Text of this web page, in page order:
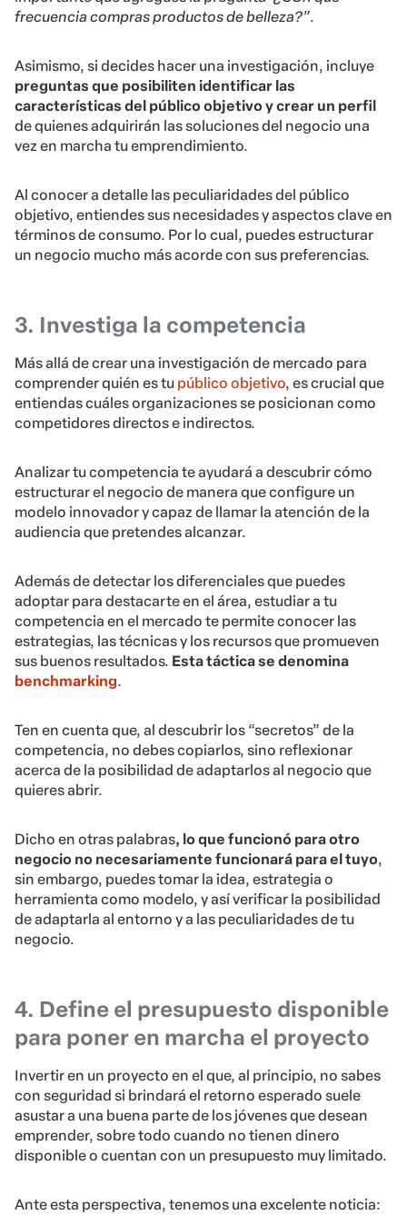
frecuencia compras productos de belleza?”.
Asimismo, si decides hacer una investigación, incluye
preguntas que posibiliten identificar las
características del público objetivo y crear un perfil
de quienes adquirirán las soluciones del negocio una
vez en marcha tu emprendimiento.
Al conocer a detalle las peculiaridades del público
objetivo, entiendes sus necesidades y aspectos clave en
términos de consumo. Por lo cual, puedes estructurar
un negocio mucho más acorde con sus preferencias.
3. Investiga la competencia
Más allá de crear una investigación de mercado para
comprender quién es tu público objetivo, es crucial que
entiendas cuáles organizaciones se posicionan como
competidores directos e indirectos.
Analizar tu competencia te ayudará a descubrir cómo
estructurar el negocio de manera que configure un
modelo innovador y capaz de llamar la atención de la
audiencia que pretendes alcanzar.
Además de detectar los diferenciales que puedes
adoptar para destacarte en el área, estudiar a tu
competencia en el mercado te permite conocer las
estrategias, las técnicas y los recursos que promueven
sus buenos resultados. Esta táctica se denomina
benchmarking.
Ten en cuenta que, al descubrir los “secretos” de la
competencia, no debes copiarlos, sino reflexionar
acerca de la posibilidad de adaptarlos al negocio que
quieres abrir.
Dicho en otras palabras, lo que funcionó para otro
negocio no necesariamente funcionará para el tuyo,
sin embargo, puedes tomar la idea, estrategia o
herramienta como modelo, y así verificar la posibilidad
de adaptarla al entorno y a las peculiaridades de tu
negocio.
4. Define el presupuesto disponible
para poner en marcha el proyecto
Invertir en un proyecto en el que, al principio, no sabes
con seguridad si brindará el retorno esperado suele
asustar a una buena parte de los jóvenes que desean
emprender, sobre todo cuando no tienen dinero
disponible o cuentan con un presupuesto muy limitado.
Ante esta perspectiva, tenemos una excelente noticia: